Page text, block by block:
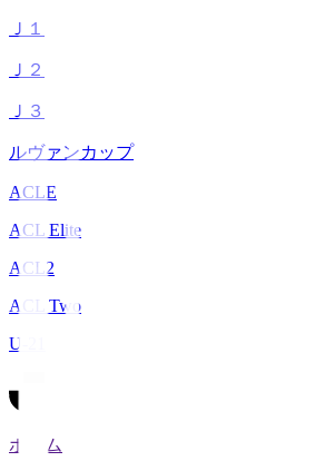
Ｊ１
Ｊ２
Ｊ３
ルヴァンカップ
ACLE
ACL Elite
ACL2
ACL Two
U-21
ホーム